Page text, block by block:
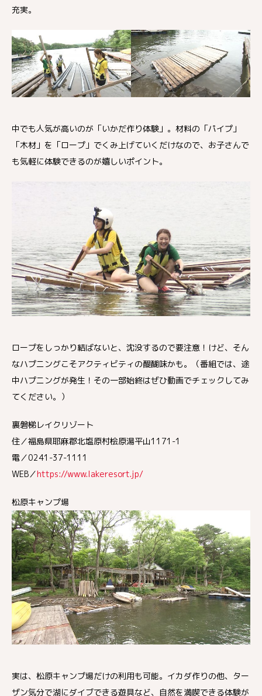
充実。
中でも人気が高いのが「いかだ作り体験」。材料の「パイプ」
「木材」を「ロープ」でくみ上げていくだけなので、お子さんで
も気軽に体験できるのが嬉しいポイント。
ロープをしっかり結ばないと、沈没するので要注意！けど、そん
なハプニングこそアクティビティの醍醐味かも。（番組では、途
中ハプニングが発生！その一部始終はぜひ動画でチェックしてみ
てください。）
裏磐梯レイクリゾート
住／福島県耶麻郡北塩原村桧原湯平山1171-1
電／0241-37-1111
WEB／https://www.lakeresort.jp/
松原キャンプ場
実は、松原キャンプ場だけの利用も可能。イカダ作りの他、ター
ザン気分で湖にダイブできる遊具など、自然を満喫できる体験が